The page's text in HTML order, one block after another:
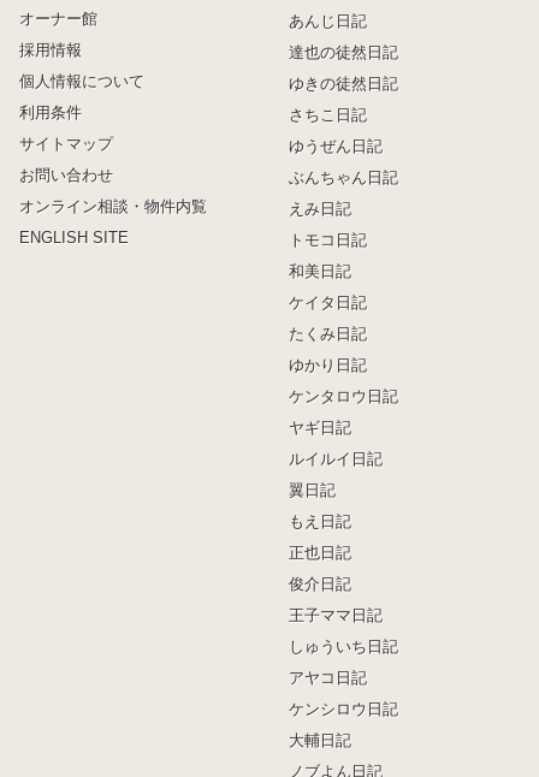
オーナー館
採用情報
個人情報について
利用条件
サイトマップ
お問い合わせ
オンライン相談・物件内覧
ENGLISH SITE
あんじ日記
達也の徒然日記
ゆきの徒然日記
さちこ日記
ゆうぜん日記
ぶんちゃん日記
えみ日記
トモコ日記
和美日記
ケイタ日記
たくみ日記
ゆかり日記
ケンタロウ日記
ヤギ日記
ルイルイ日記
翼日記
もえ日記
正也日記
俊介日記
王子ママ日記
しゅういち日記
アヤコ日記
ケンシロウ日記
大輔日記
ノブよん日記